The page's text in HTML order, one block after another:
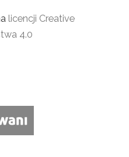
licencji Creative
4.0